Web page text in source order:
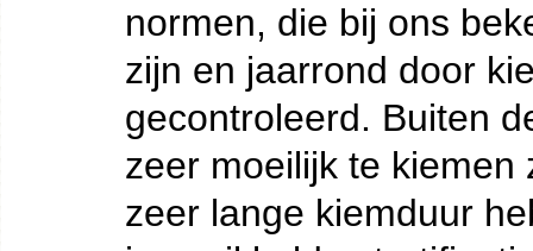
normen, die bij ons
zijn en jaarrond door
gecontroleerd. Buiten
zeer moeilijk te
zeer lange kiemduur